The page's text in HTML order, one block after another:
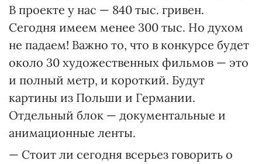
В проекте у нас — 840 тыс. гривен.
Сегодня имеем менее 300 тыс. Но духом
не падаем! Важно то, что в конкурсе будет
около 30 художественных фильмов — это
и полный метр, и короткий. Будут
картины из Польши и Германии.
Отдельный блок — документальные и
анимационные ленты.
— Стоит ли сегодня всерьез говорить о